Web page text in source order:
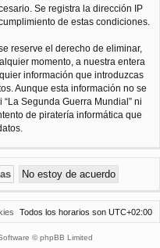
Se registra la dirección IP
de estas condiciones.
reserve el derecho de eliminar,
momento, a nuestra entera
información que introduzcas
Aunque esta información no se
Segunda Guerra Mundial” ni
de piratería informática que
Todos los horarios son UTC+02:00
© phpBB Limited